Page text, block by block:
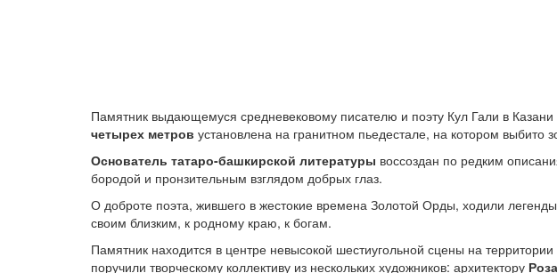
Памятник выдающемуся средневековому писателю и поэту Кул Гали в Казани
четырех метров установлена на гранитном пьедестале, на котором выбито
Основатель татаро-башкирской литературы воссоздан по редким
бородой и пронзительным взглядом добрых глаз.
О доброте поэта, жившего в жестокие времена Золотой Орды, ходили
своим близким, к родному краю, к богам.
Памятник находится в центре невысокой шестиугольной сцены на территории
поручили творческому коллективу из нескольких художников: архитектору